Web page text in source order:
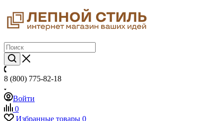
8 (800) 775-82-18
Войти
0
Избранные товары 0